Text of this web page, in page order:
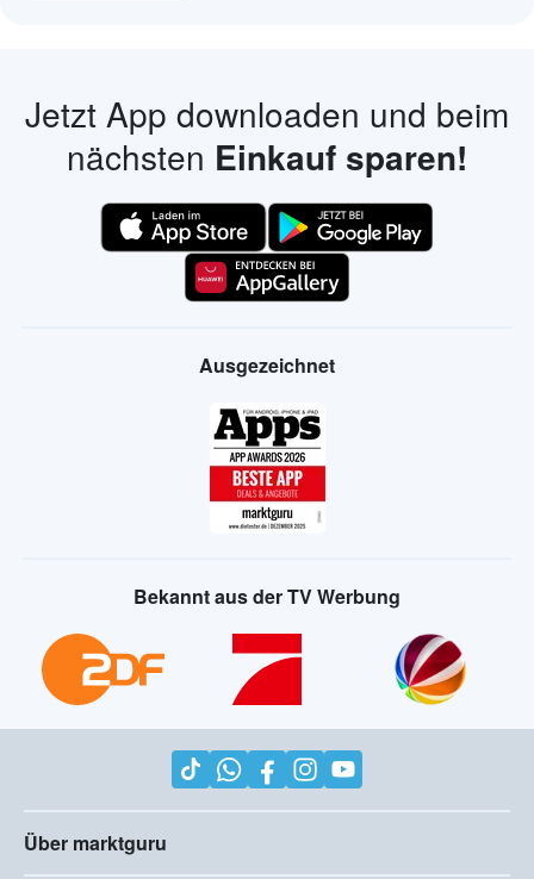
Jetzt App downloaden und beim
nächsten Einkauf sparen!
Ausgezeichnet
Bekannt aus der TV Werbung
Über marktguru